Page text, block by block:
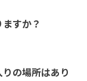
すか？
の場所はあり